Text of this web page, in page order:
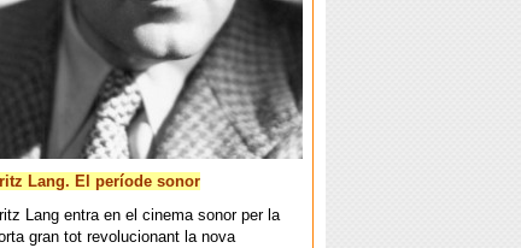
Lang. El període sonor
Lang entra en el cinema sonor per la
gran tot revolucionant la nova